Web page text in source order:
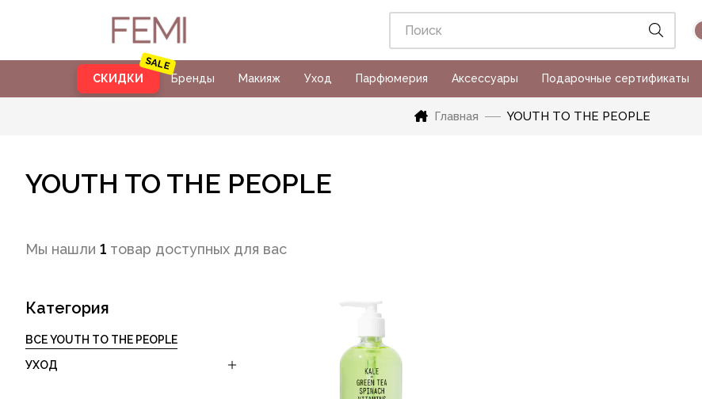
СКИДКИ Бренды Макияж Уход Парфюмерия Аксессуары Подарочные сертификаты
Главная YOUTH TO THE PEOPLE
YOUTH TO THE PEOPLE
Мы нашли 1 товар доступных для вас
Категория
ВСЕ YOUTH TO THE PEOPLE
УХОД